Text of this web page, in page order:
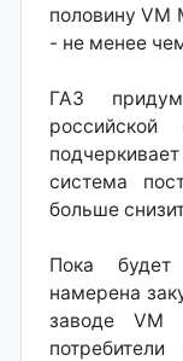
половину VM
- не менее
ГАЗ
система
больше
Пока будет
намерена
заводе VM